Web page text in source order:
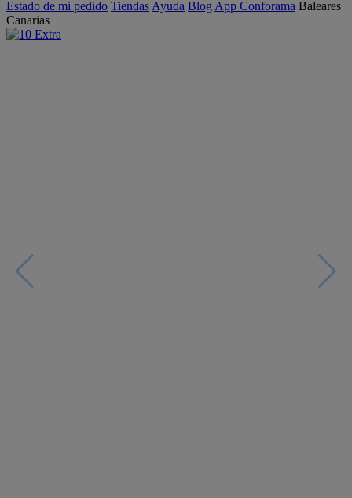
Estado de mi pedido Tiendas Ayuda Blog App Conforama Baleares
Canarias